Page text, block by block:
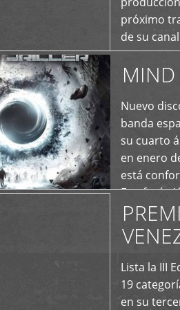
próximo
de su
momento
MIND
Nuevo
banda
su cuarto
en enero
está
Estefanía
+
Lista la III
19
en su